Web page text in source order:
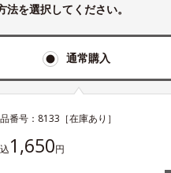
法を選択してください。
通常購入
番号： 8133 ［在庫あり］
1,650円